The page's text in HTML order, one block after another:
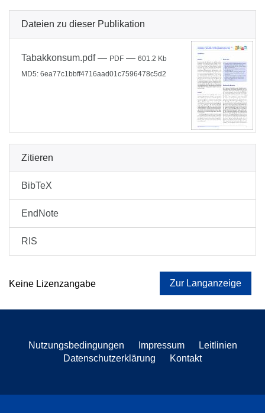
Dateien zu dieser Publikation
Tabakkonsum.pdf— PDF — 601.2 Kb
MD5: 6ea77c1bbff4716aad01c7596478c5d2
Zitieren
BibTeX
EndNote
RIS
Keine Lizenzangabe Zur Langanzeige
Nutzungsbedingungen Impressum
Leitlinien
Datenschutzerklärung
Kontakt